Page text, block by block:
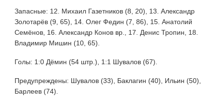
Запасные: 12. Михаил Газетников (8, 20), 13. Александр
Золотарёв (9, 65), 14. Олег Федин (7, 86), 15. Анатолий
Семёнов, 16. Александр Конов вр., 17. Денис Тропин, 18.
Владимир Мишин (10, 65).
Голы: 1:0 Дёмин (54 штр.), 1:1 Шувалов (67).
Предупреждены: Шувалов (33), Баклагин (40), Ильин (50),
Барлеев (74).